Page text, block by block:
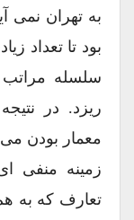
به تهران نمی
بود تا تعداد
سلسله
ریزد. در
معمار بودن می
زمینه منفی
تعارف که به هم